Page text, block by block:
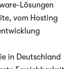
Lösungen
vom Hos­ting
in Deutsch­land